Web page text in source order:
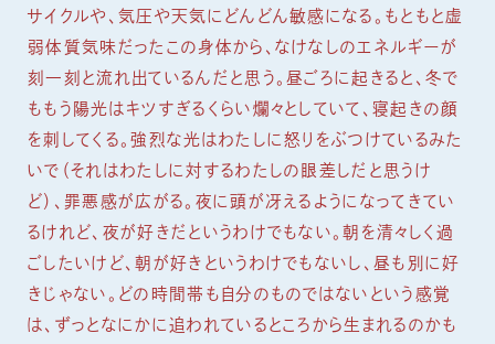
サイクルや、気圧や天気にどんどん敏感になる。もともと虚
弱体質気味だったこの身体から、なけなしのエネルギーが
刻一刻と流れ出ているんだと思う。昼ごろに起きると、冬で
ももう陽光はキツすぎるくらい爛々としていて、寝起きの顔
を刺してくる。強烈な光はわたしに怒りをぶつけているみた
いで（それはわたしに対するわたしの眼差しだと思うけ
ど）、罪悪感が広がる。夜に頭が冴えるようになってきてい
るけれど、夜が好きだというわけでもない。朝を清々しく過
ごしたいけど、朝が好きというわけでもないし、昼も別に好
きじゃない。どの時間帯も自分のものではないという感覚
は、ずっとなにかに追われているところから生まれるのかも